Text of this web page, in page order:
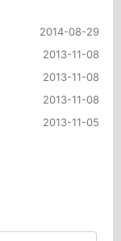
2014-08-29
2013-11-08
2013-11-08
2013-11-08
2013-11-05